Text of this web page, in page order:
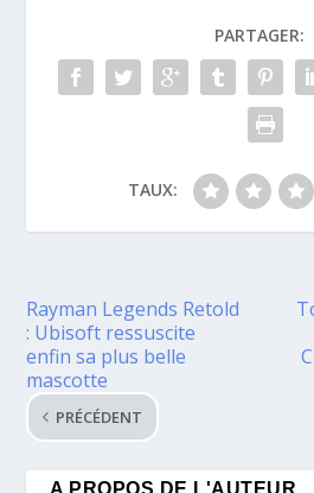
PARTAGER:
TAUX:
Rayman Legends Retold
: Ubisoft ressuscite
enfin sa plus belle
mascotte
PRÉCÉDENT
A PROPOS DE L'AUTEUR